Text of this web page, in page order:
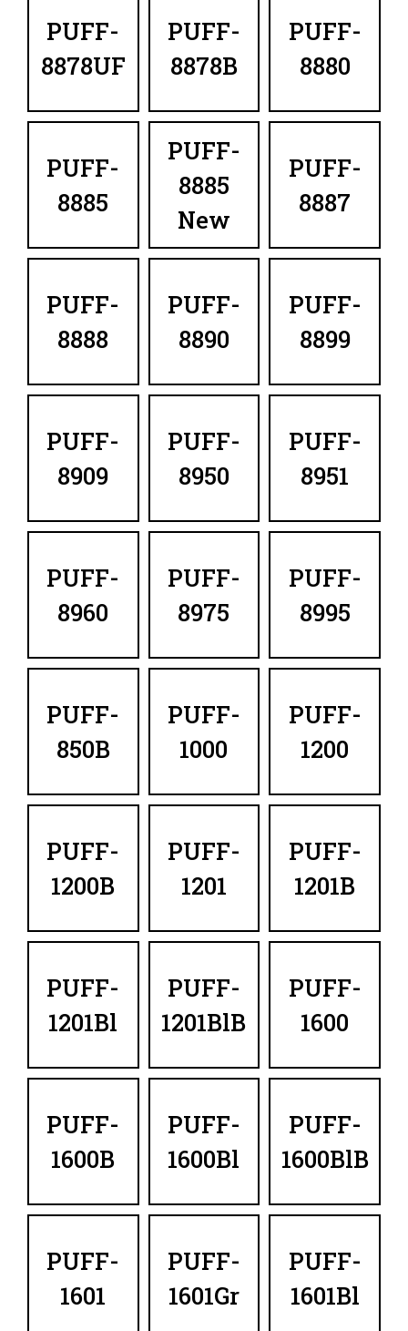
PUFF-
8878UF
PUFF-
8878B
PUFF-
8880
PUFF-
8885
PUFF-
8885
New
PUFF-
8887
PUFF-
8888
PUFF-
8890
PUFF-
8899
PUFF-
8909
PUFF-
8950
PUFF-
8951
PUFF-
8960
PUFF-
8975
PUFF-
8995
PUFF-
850B
PUFF-
1000
PUFF-
1200
PUFF-
1200B
PUFF-
1201
PUFF-
1201B
PUFF-
1201Bl
PUFF-
1201BlB
PUFF-
1600
PUFF-
1600B
PUFF-
1600Bl
PUFF-
1600BlB
PUFF-
1601
PUFF-
1601Gr
PUFF-
1601Bl